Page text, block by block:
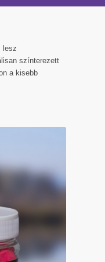
lesz
színterezett
a kisebb